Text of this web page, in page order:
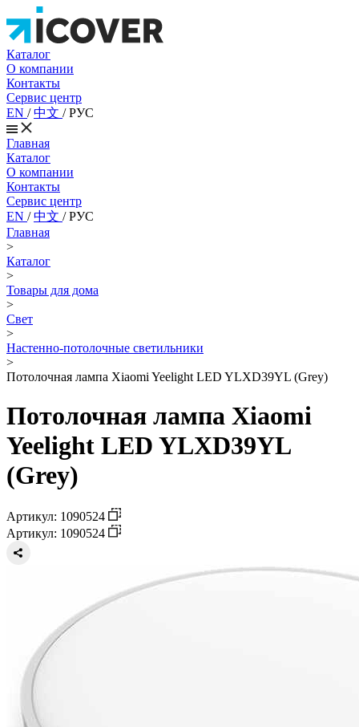
Каталог
О компании
Контакты
Сервис центр
EN /中文 /РУС
Главная
Каталог
О компании
Контакты
Сервис центр
EN /中文 /РУС
Главная
>
Каталог
>
Товары для дома
>
Свет
>
Настенно-потолочные светильники
>
Потолочная лампа Xiaomi Yeelight LED YLXD39YL (Grey)
Потолочная лампа Xiaomi
Yeelight LED YLXD39YL
(Grey)
Артикул: 1090524
Артикул: 1090524